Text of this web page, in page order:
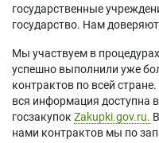
государственные
государство. Нам
Мы участвуем в
успешно выполнили уже
контрактов по всей
вся информация доступна
госзакупок Zakupki.gov.ru.
нами контрактов мы по